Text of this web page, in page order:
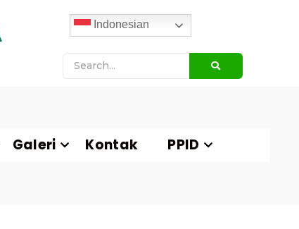
Indonesian
Galeri Kontak PPID